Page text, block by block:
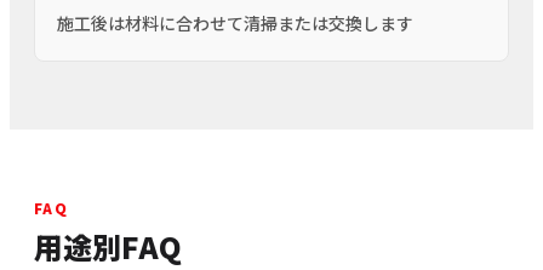
施工後は材料に合わせて清掃または交換します
FAQ
用途別FAQ